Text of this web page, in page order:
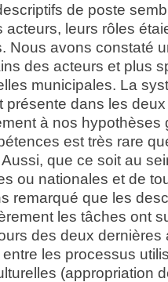
de poste
acteurs, leurs rôles
Nous avons constaté
des acteurs et plus
municipales. La
présente dans les
à nos hypothèses
est très rare
que ce soit au
ou nationales et de
remarqué que les
les tâches ont
des deux dernières
les processus
(appropriation